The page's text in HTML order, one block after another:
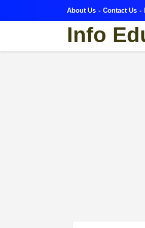
About Us Contact Us
Info